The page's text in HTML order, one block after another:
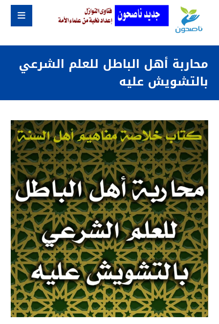
محاربة أهل الباطل للعلم الشرعي
بالتشويش عليه